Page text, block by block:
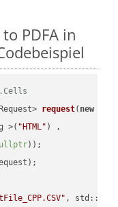
PDFA in
request( new
>(
"HTML" ) ,
))
,